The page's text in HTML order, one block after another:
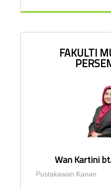
FAKULTI
Wan Kartini
Pustakawan Kanan